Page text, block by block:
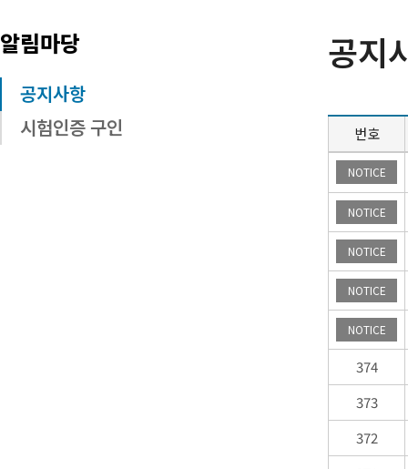
알림마당
공지사항
시험인증 구인
공지
공
지
사
항
록
번호
NOTICE
NOTICE
NOTICE
NOTICE
NOTICE
374
373
372